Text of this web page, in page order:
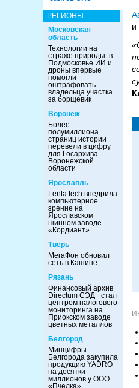
РЕГИОНЫ
Московская
область
Технологии на
страже природы: в
Подмосковье ИИ и
дроны впервые
помогли
оштрафовать
владельца участка
за борщевик
Воронеж
Более
полумиллиона
страниц истории
перевели в цифру
для Госархива
Воронежской
области
Ярославль
Lenta tech внедрила
компьютерное
зрение на
Ярославском
шинном заводе
«Кордиант»
Тверь
МегаФон обновил
сеть в Кашине
Рязань
Финансовый архив
Directum СЭД+ стал
центром налогового
мониторинга на
Приокском заводе
цветных металлов
Белгород
Минцифры
Белгорода закупила
продукцию YADRO
на десятки
миллионов у ООО
«Пчелка»
и